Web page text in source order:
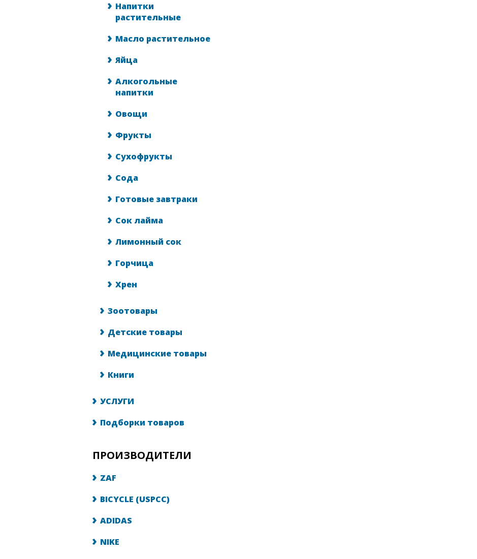
Напитки
растительные
Масло растительное
Яйца
Алкогольные
напитки
Овощи
Фрукты
Сухофрукты
Сода
Готовые завтраки
Сок лайма
Лимонный сок
Горчица
Хрен
Зоотовары
Детские товары
Медицинские товары
Книги
УСЛУГИ
Подборки товаров
ПРОИЗВОДИТЕЛИ
ZAF
BICYCLE (USPCC)
ADIDAS
NIKE